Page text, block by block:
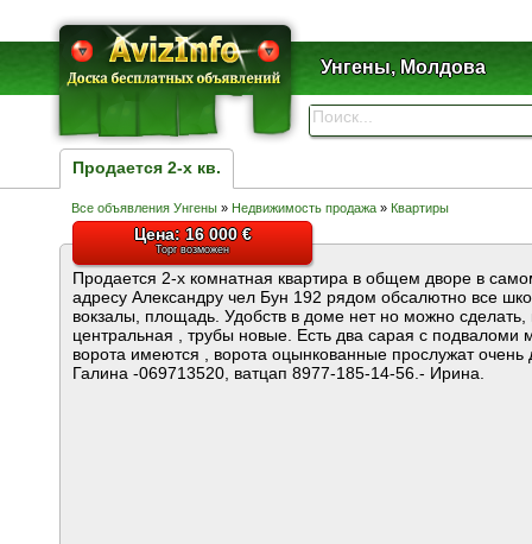
Унгены, Молдова
Продается 2-х кв.
Все объявления Унгены » Недвижимость продажа » Квартиры
Цена: 16 000 €
Торг возможен
Продается 2-х комнатная квартира в общем дворе в
адресу Александру чел Бун 192 рядом обсалютно все
вокзалы, площадь. Удобств в доме нет но можно сделать,
центральная , трубы новые. Есть два сарая с подваломи
ворота имеются , ворота оцынкованные прослужат очень
Галина -069713520, ватцап 8977-185-14-56.- Ирина.